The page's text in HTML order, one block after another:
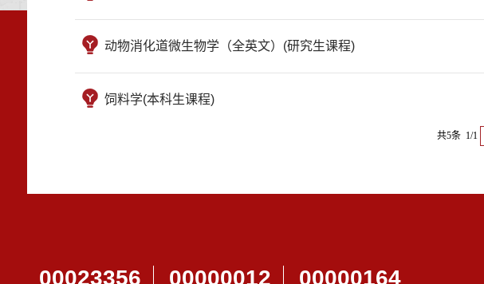
动物消化道微生物学（全英文）(研究生课程)
饲料学(本科生课程)
共5条 1/1
00023356 00000012 00000164